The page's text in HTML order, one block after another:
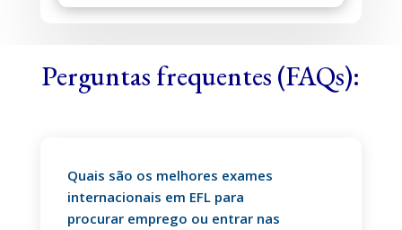
Perguntas frequentes (FAQs):
Quais são os melhores exames
internacionais em EFL para
procurar emprego ou entrar nas